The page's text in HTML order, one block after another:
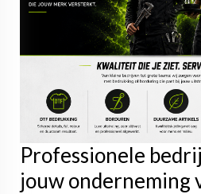
Professionele
jouw onderneming